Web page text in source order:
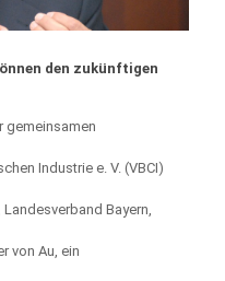
den zukünftigen
gemeinsamen
Industrie e. V. (VBCI)
Bayern,
von Au, ein